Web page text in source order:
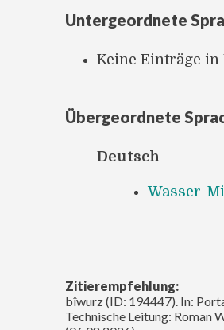
Untergeordnete
Keine Einträge
Übergeordnete
Deutsch
Wasser-
Zitierempfehlung:
bîwurz (ID: 194447). In:
Technische Leitung: Roman